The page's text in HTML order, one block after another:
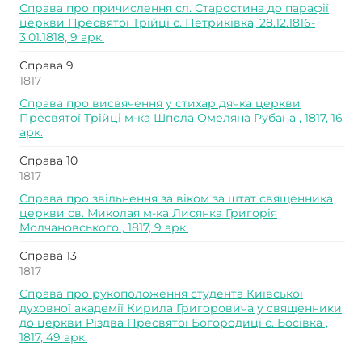
Справа про причислення сл. Старостина до парафії
церкви Пресвятої Трійці с. Петриківка, 28.12.1816-
3.01.1818, 9 арк.
Справа 9
1817
Справа про висвячення у стихар дячка церкви
Пресвятої Трійці м-ка Шпола Омеляна Рубана , 1817, 16
арк.
Справа 10
1817
Справа про звільнення за віком за штат священника
церкви св. Миколая м-ка Лисянка Григорія
Молчановського , 1817, 9 арк.
Справа 13
1817
Справа про рукоположення студента Київської
духовної академії Кирила Григоровича у священники
до церкви Різдва Пресвятої Богородиці с. Босівка ,
1817, 49 арк.